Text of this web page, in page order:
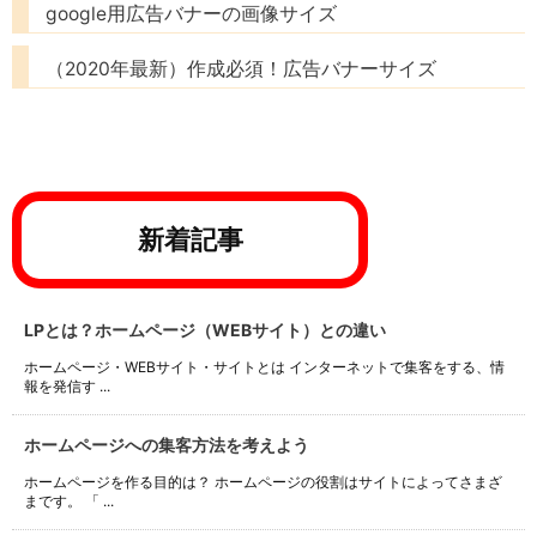
google用広告バナーの画像サイズ
（2020年最新）作成必須！広告バナーサイズ
新着記事
LPとは？ホームページ（WEBサイト）との違い
ホームページ・WEBサイト・サイトとは インターネットで集客をする、情
報を発信す ...
ホームページへの集客方法を考えよう
ホームページを作る目的は？ ホームページの役割はサイトによってさまざ
まです。 「 ...